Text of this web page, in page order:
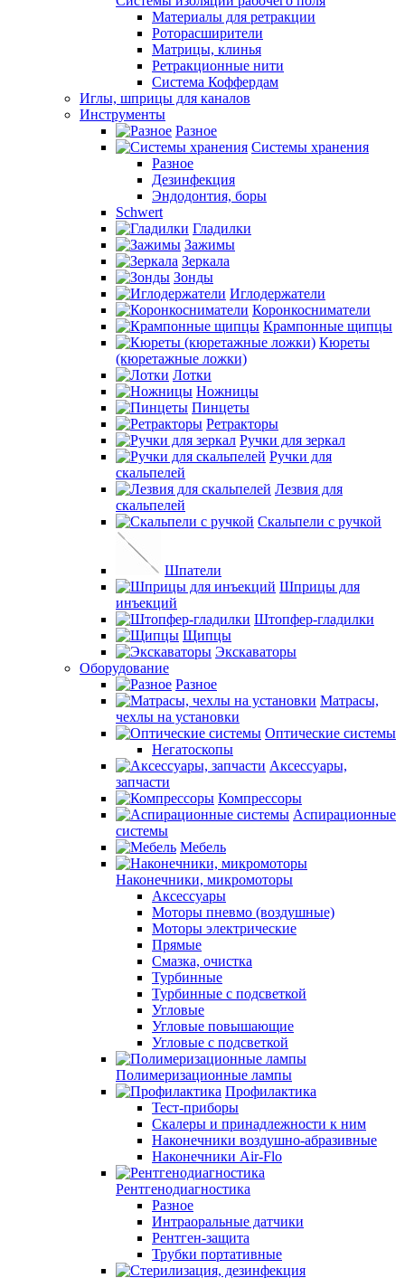
Материалы для ретракции
Роторасширители
Матрицы, клинья
Ретракционные нити
Система Коффердам
Иглы, шприцы для каналов
Инструменты
Разное
Системы хранения
Разное
Дезинфекция
Эндодонтия, боры
Schwert
Гладилки
Зажимы
Зеркала
Зонды
Иглодержатели
Коронкосниматели
Крампонные щипцы
Кюреты
(кюретажные ложки)
Лотки
Ножницы
Пинцеты
Ретракторы
Ручки для зеркал
Ручки для
скальпелей
Лезвия для
скальпелей
Скальпели с ручкой
Шпатели
Шприцы для
инъекций
Штопфер-гладилки
Щипцы
Экскаваторы
Оборудование
Разное
Матрасы,
чехлы на установки
Оптические системы
Негатоскопы
Аксессуары,
запчасти
Компрессоры
Аспирационные
системы
Мебель
Наконечники, микромоторы
Аксессуары
Моторы пневмо (воздушные)
Моторы электрические
Прямые
Смазка, очистка
Турбинные
Турбинные с подсветкой
Угловые
Угловые повышающие
Угловые с подсветкой
Полимеризационные лампы
Профилактика
Тест-приборы
Скалеры и принадлежности к ним
Наконечники воздушно-абразивные
Наконечники Air-Flo
Рентгенодиагностика
Разное
Интраоральные датчики
Рентген-защита
Трубки портативные